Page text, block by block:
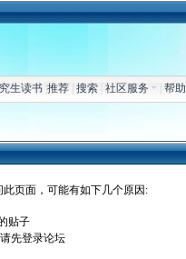
生读书 |推荐 |搜索 |社区服务 |帮助
页面，可能有如下几个原因:
贴子
先登录论坛